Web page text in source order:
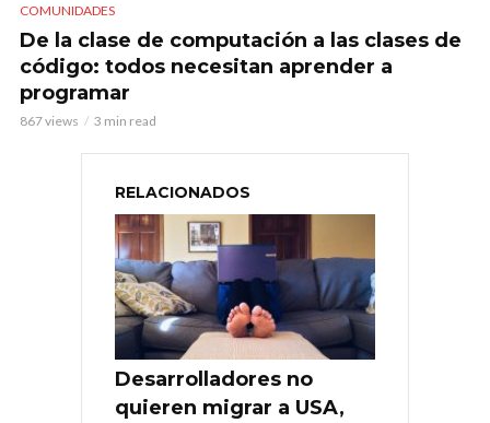
COMUNIDADES
De la clase de computación a las clases de
código: todos necesitan aprender a
programar
867 views 3 min read
RELACIONADOS
Desarrolladores no
quieren migrar a USA,